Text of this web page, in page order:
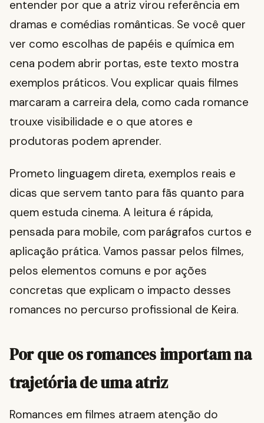
entender por que a atriz virou referência em
dramas e comédias românticas. Se você quer
ver como escolhas de papéis e química em
cena podem abrir portas, este texto mostra
exemplos práticos. Vou explicar quais filmes
marcaram a carreira dela, como cada romance
trouxe visibilidade e o que atores e
produtoras podem aprender.
Prometo linguagem direta, exemplos reais e
dicas que servem tanto para fãs quanto para
quem estuda cinema. A leitura é rápida,
pensada para mobile, com parágrafos curtos e
aplicação prática. Vamos passar pelos filmes,
pelos elementos comuns e por ações
concretas que explicam o impacto desses
romances no percurso profissional de Keira.
Por que os romances importam na
trajetória de uma atriz
Romances em filmes atraem atenção do